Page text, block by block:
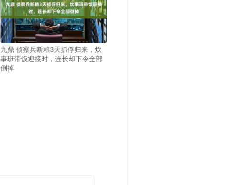
九鼎 侦察兵断粮3天抓俘归来，炊
事班带饭迎接时，连长却下令全部
倒掉